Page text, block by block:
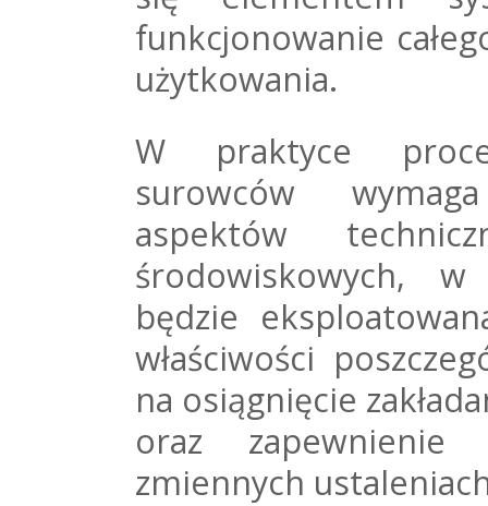
funkcjonowanie
użytkowania.
W praktyce
surowców
aspektów
środowiskowych,
będzie
właściwości
na osiągnięcie
oraz
zmiennych